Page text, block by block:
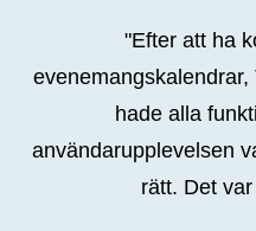
"Efter att ha
hade alla
användarupplevelsen
rätt. Det